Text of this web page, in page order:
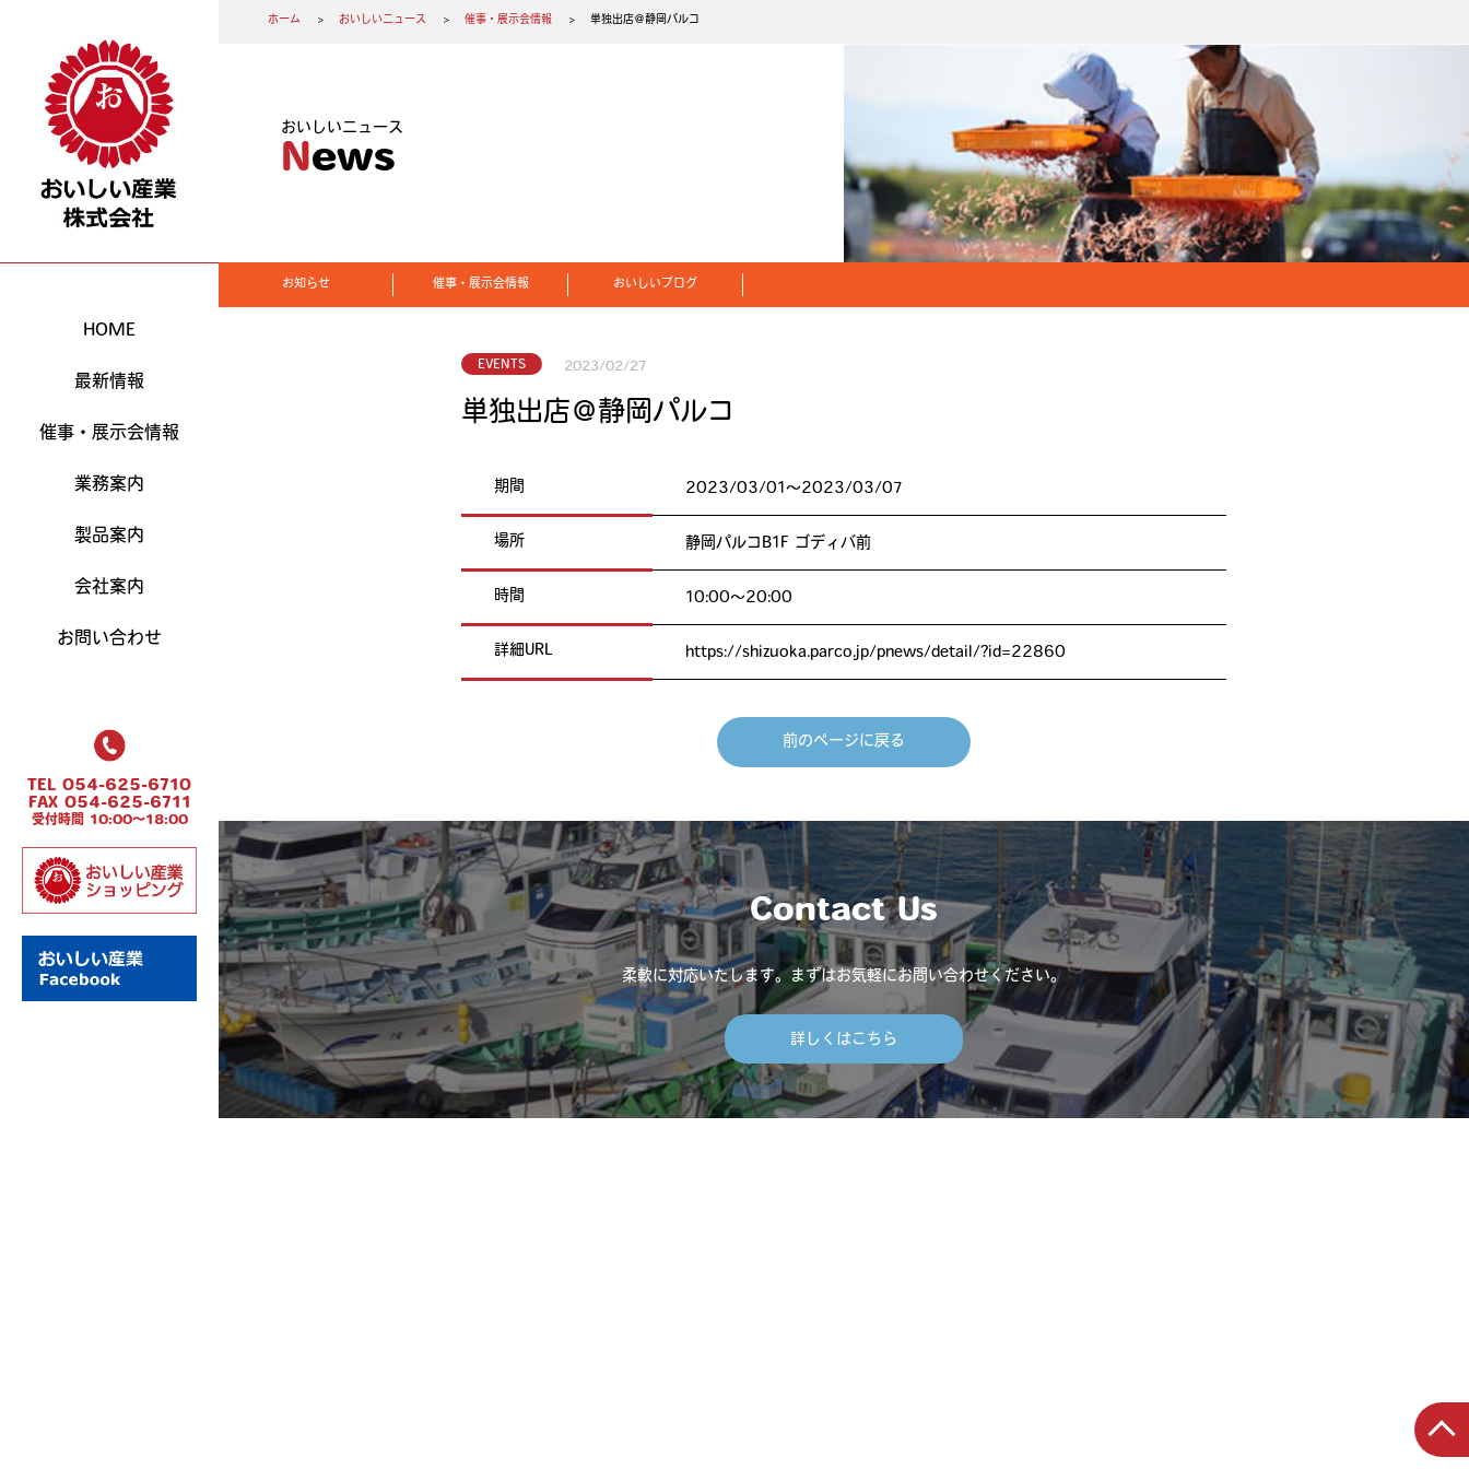
HOME
最新情報
催事・展示会情報
業務案内
製品案内
会社案内
お問い合わせ
TEL 054-625-6710
FAX 054-625-6711
受付時間 10:00～18:00
ホーム おいしいニュース 催事・展示会情報 単独出店＠静岡パルコ
おいしいニュース
News
お知らせ 催事・展示会情報 おいしいブログ
EVENTS 2023/02/27
単独出店＠静岡パルコ
期間 2023/03/01〜2023/03/07
場所 静岡パルコB1F ゴディバ前
時間 10:00～20:00
詳細URL https://shizuoka.parco.jp/pnews/detail/?id=22860
前のページに戻る
Contact Us
柔軟に対応いたします。まずはお気軽にお問い合わせください。
詳しくはこちら